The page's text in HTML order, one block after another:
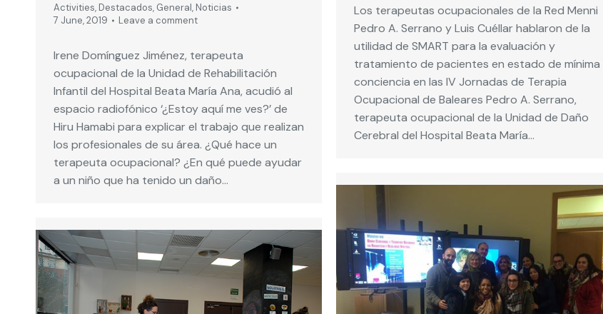
Activities, Destacados, General, Noticias
7 June, 2019
Leave a comment
Irene Domínguez Jiménez, terapeuta
ocupacional de la Unidad de Rehabilitación
Infantil del Hospital Beata María Ana, acudió al
espacio radiofónico ‘¿Estoy aquí me ves?’ de
Hiru Hamabi para explicar el trabajo que realizan
los profesionales de su área. ¿Qué hace un
terapeuta ocupacional? ¿En qué puede ayudar
a un niño que ha tenido un daño…
Los terapeutas ocupacionales de la Red Menni
Pedro A. Serrano y Luis Cuéllar hablaron de la
utilidad de SMART para la evaluación y
tratamiento de pacientes en estado de mínima
conciencia en las IV Jornadas de Terapia
Ocupacional de Baleares Pedro A. Serrano,
terapeuta ocupacional de la Unidad de Daño
Cerebral del Hospital Beata María…